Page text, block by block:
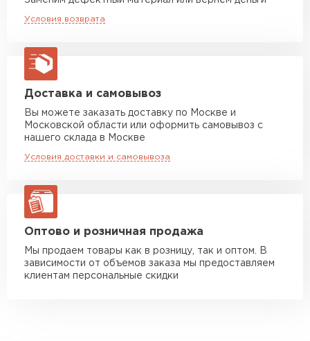
макс. длина груза 13,5 м
Манипулятор до 5 тн
макс. длина груза 6 м
Манипулятор до 10 тн
макс. длина груза 8 м
Манипулятор до 20 тн
Условия возврата
Доставка и самовывоз
Вы можете заказать доставку по Москве и
Московской области или оформить самовывоз с
нашего склада в Москве
Условия доставки и самовывоза
Оптово и розничная продажа
Мы продаем товары как в розницу, так и оптом. В
зависимости от объемов заказа мы предоставляем
клиентам персональные скидки